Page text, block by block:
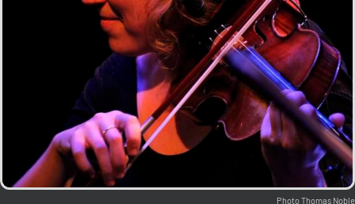
Photo Thomas Noble